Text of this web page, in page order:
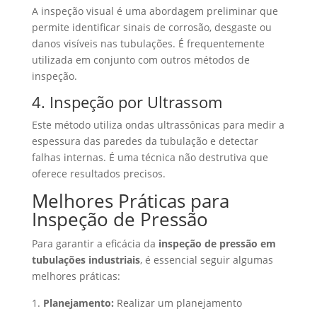
A inspeção visual é uma abordagem preliminar que
permite identificar sinais de corrosão, desgaste ou
danos visíveis nas tubulações. É frequentemente
utilizada em conjunto com outros métodos de
inspeção.
4. Inspeção por Ultrassom
Este método utiliza ondas ultrassônicas para medir a
espessura das paredes da tubulação e detectar
falhas internas. É uma técnica não destrutiva que
oferece resultados precisos.
Melhores Práticas para
Inspeção de Pressão
Para garantir a eficácia da inspeção de pressão em
tubulações industriais, é essencial seguir algumas
melhores práticas:
Planejamento: Realizar um planejamento